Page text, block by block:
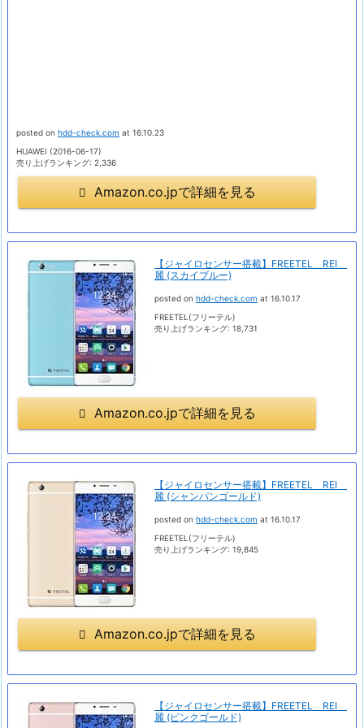
posted on hdd-check.com at 16.10.23
HUAWEI (2016-06-17)
売り上げランキング: 2,336
Amazon.co.jpで詳細を見る
【ジャイロセンサー搭載】FREETEL REI
麗 (スカイブルー)
posted on hdd-check.com at 16.10.17
FREETEL(フリーテル)
売り上げランキング: 18,731
Amazon.co.jpで詳細を見る
【ジャイロセンサー搭載】FREETEL REI
麗 (シャンパンゴールド)
posted on hdd-check.com at 16.10.17
FREETEL(フリーテル)
売り上げランキング: 19,845
Amazon.co.jpで詳細を見る
【ジャイロセンサー搭載】FREETEL REI
麗 (ピンクゴールド)